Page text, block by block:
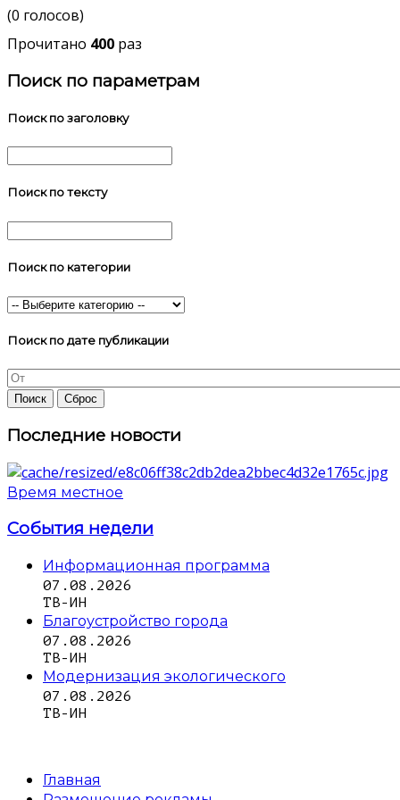
(0 голосов)
Прочитано 400 раз
Поиск по параметрам
Поиск по заголовку
Поиск по тексту
Поиск по категории
Поиск по дате публикации
Последние новости
Время местное
События недели
Информационная программа
07.08.2026
ТВ-ИН
Благоустройство города
07.08.2026
ТВ-ИН
Модернизация экологического
07.08.2026
ТВ-ИН
Главная